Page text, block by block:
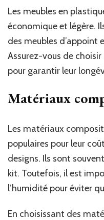
Les meubles en
économique et légère.
des meubles d’appoint
Assurez-vous de
pour garantir leur
Matériaux
Les matériaux
populaires pour leur
designs. Ils sont
kit. Toutefois, il est
l’humidité pour éviter
En choisissant des